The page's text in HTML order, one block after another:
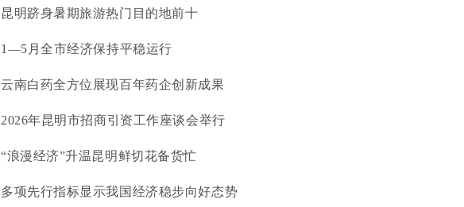
昆明跻身暑期旅游热门目的地前十
1—5月全市经济保持平稳运行
云南白药全方位展现百年药企创新成果
2026年昆明市招商引资工作座谈会举行
“浪漫经济”升温昆明鲜切花备货忙
多项先行指标显示我国经济稳步向好态势